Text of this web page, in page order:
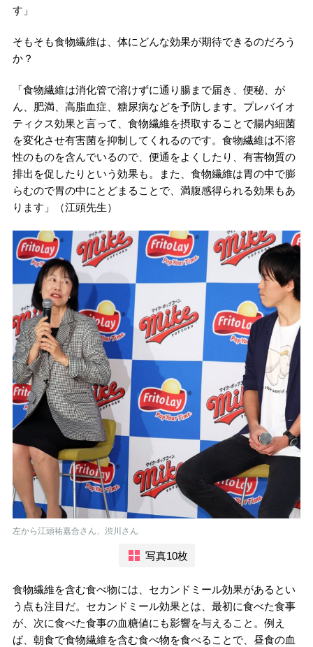
す」
そもそも食物繊維は、体にどんな効果が期待できるのだろう
か？
「食物繊維は消化管で溶けずに通り腸まで届き、便秘、が
ん、肥満、高脂血症、糖尿病などを予防します。プレバイオ
ティクス効果と言って、食物繊維を摂取することで腸内細菌
を変化させ有害菌を抑制してくれるのです。食物繊維は不溶
性のものを含んでいるので、便通をよくしたり、有害物質の
排出を促したりという効果も。また、食物繊維は胃の中で膨
らむので胃の中にとどまることで、満腹感得られる効果もあ
ります」（江頭先生）
左から江頭祐嘉合さん、渋川さん
写真10枚
食物繊維を含む食べ物には、セカンドミール効果があるとい
う点も注目だ。セカンドミール効果とは、最初に食べた食事
が、次に食べた食事の血糖値にも影響を与えること。例え
ば、朝食で食物繊維を含む食べ物を食べることで、昼食の血